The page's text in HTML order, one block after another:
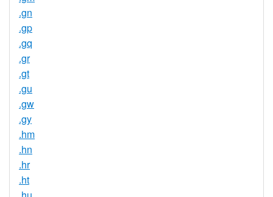
.gn
.gp
.gq
.gr
.gt
.gu
.gw
.gy
.hm
.hn
.hr
.ht